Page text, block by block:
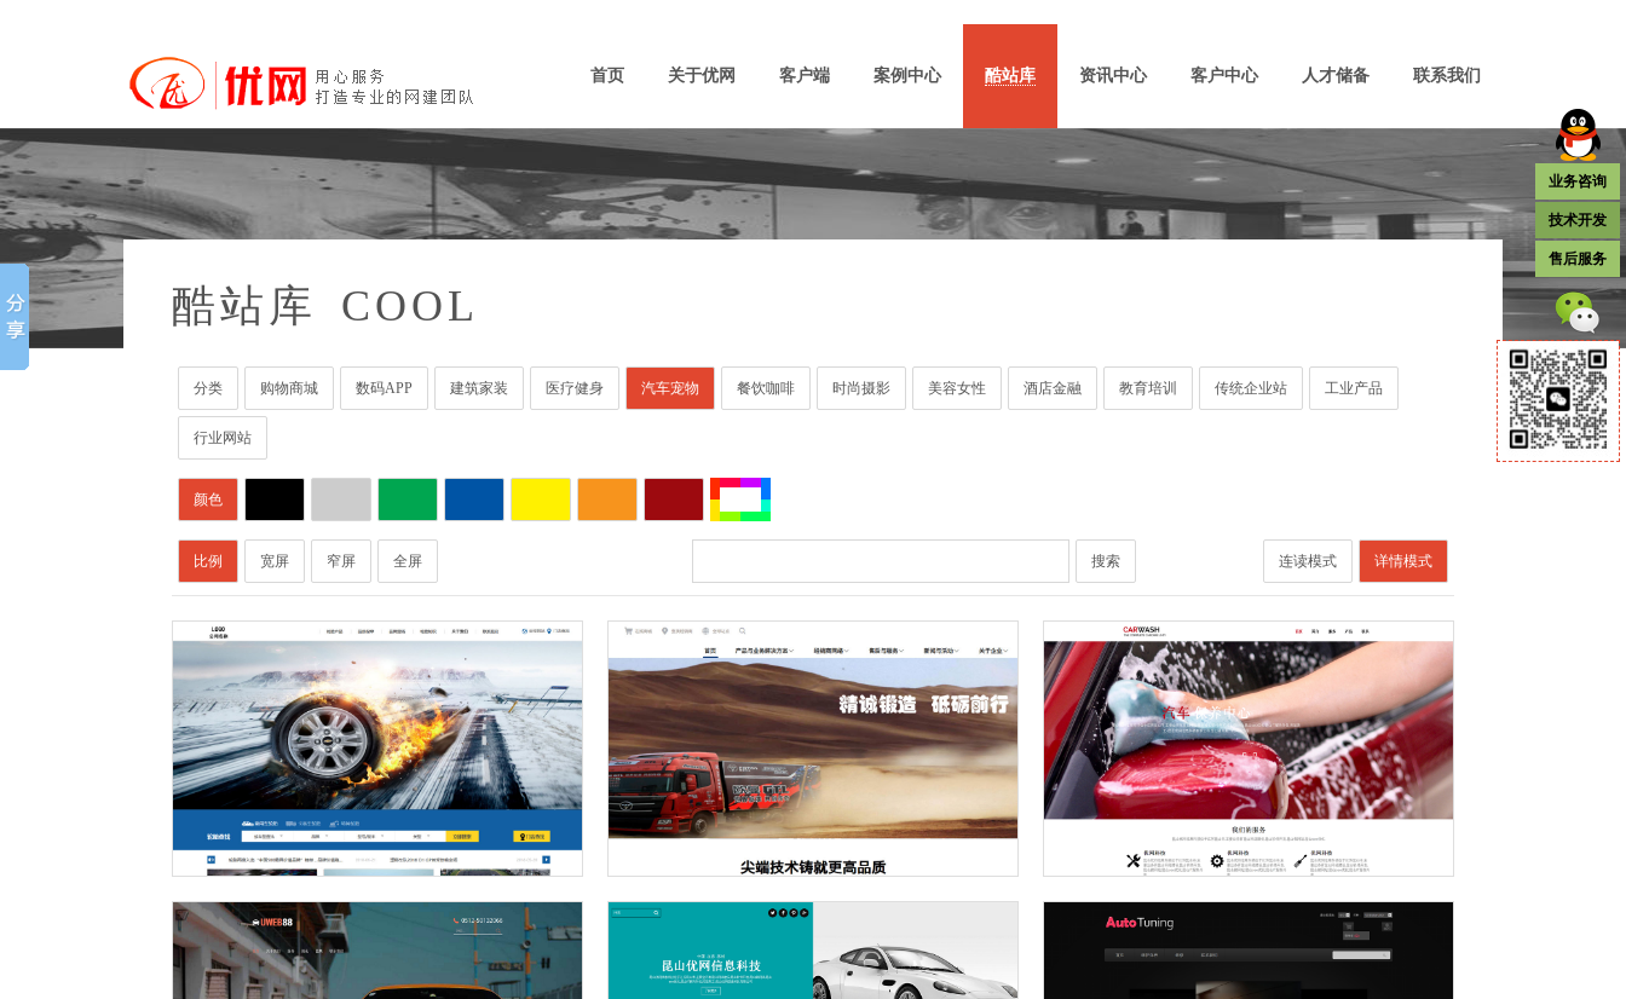
首页 关于优网 客户端 案例中心 酷站库 资讯中心 客户中心 人才储备 联系我们
酷站库 COOL
分类 购物商城 数码APP 建筑家装 医疗健身 汽车宠物 餐饮咖啡 时尚摄影 美容女性 酒店金融 教育培训 传统企业站 工业产品
行业网站
颜色
比例 宽屏 窄屏 全屏 详情模式
连读模式
搜索
业务咨询
技术开发
售后服务